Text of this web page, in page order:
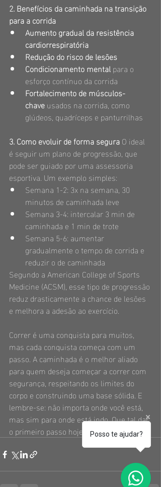
2. Benefícios da caminhada na transição
para a corrida
Aumento gradual da resistência
cardiorrespiratória
Redução do risco de lesões
Condicionamento mental para o
esforço contínuo da corrida
Fortalecimento de músculos-
chave usados na corrida, como
glúdeos, quadríceps e panturrilhas
3. Como evoluir de forma segura O ideal
é seguir um plano de progressão, que
pode ser guiado por uma assessoria
esportiva. Um exemplo simples:
Semana 1-2: 3x na semana, 30
minutos de caminhada leve
Semana 3-4: intercalar 3 min de
caminhada e 1 min de trote
Semana 5-6: aumentar
gradualmente o tempo de corrida e
reduzir o de caminhada
Segundo a American College of Sports
Medicine (ACSM), esse tipo de progressão
reduz drasticamente a chance de lesões
e melhora a adesão ao exercício.
Correr é uma conquista para muitos,
mas cada conquista começa com um
passo. A caminhada é o melhor aliado
para quem deseja começar a correr com
segurança, respeitando os limites do
corpo e construindo uma base sólida. E
lembre-se: não importa onde você está,
mas sim para onde está indo. Que tal dar
o primeiro passo hoje?
Posso te ajudar?